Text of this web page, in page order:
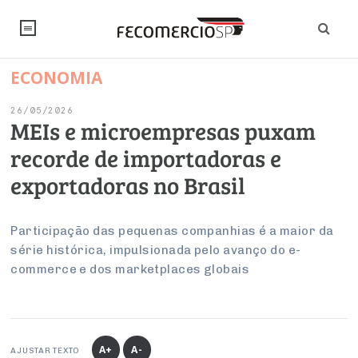
NOTÍCIAS
Artigos
Institucional
PROJETOS ESPECIAIS:
UM BRASIL
Economia
Pesquisas
Brasil
Internacional
Inteligência Artificial
Legislação
Trabalho
Empresas
Negócios
Varejo
ESG
Últimas Notícias
PESQUISAS
FALE CONOSCO
INSTITUCIONAL
Sobre
Negociações Coletivas
Conselho de Turismo
Conselho de Emprego e Relações do Trabalho
EMPRESAS
ECONOMIA
26/05/2026
MEIs e microempresas puxam
recorde de importadoras e
exportadoras no Brasil
Participação das pequenas companhias é a maior da
série histórica, impulsionada pelo avanço do e-
commerce e dos marketplaces globais
AJUSTAR TEXTO A+ A-